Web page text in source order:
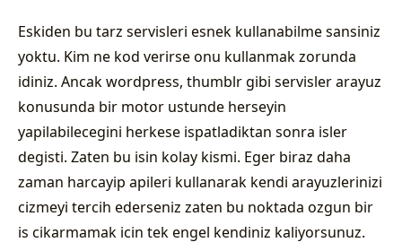
Eskiden bu tarz servisleri esnek kullanabilme sansiniz
yoktu. Kim ne kod verirse onu kullanmak zorunda
idiniz. Ancak wordpress, thumblr gibi servisler arayuz
konusunda bir motor ustunde herseyin
yapilabilecegini herkese ispatladiktan sonra isler
degisti. Zaten bu isin kolay kismi. Eger biraz daha
zaman harcayip apileri kullanarak kendi arayuzlerinizi
cizmeyi tercih ederseniz zaten bu noktada ozgun bir
is cikarmamak icin tek engel kendiniz kaliyorsunuz.